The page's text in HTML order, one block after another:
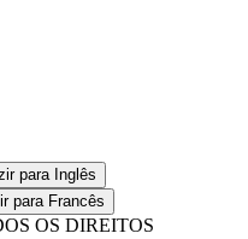
OS DIREITOS